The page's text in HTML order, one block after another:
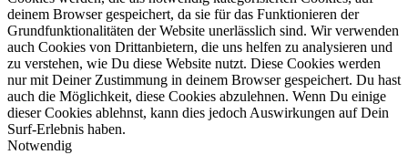
deinem Browser gespeichert, da sie für das Funktionieren der
Grundfunktionalitäten der Website unerlässlich sind. Wir verwenden
auch Cookies von Drittanbietern, die uns helfen zu analysieren und
zu verstehen, wie Du diese Website nutzt. Diese Cookies werden
nur mit Deiner Zustimmung in deinem Browser gespeichert. Du hast
auch die Möglichkeit, diese Cookies abzulehnen. Wenn Du einige
dieser Cookies ablehnst, kann dies jedoch Auswirkungen auf Dein
Surf-Erlebnis haben.
Notwendig